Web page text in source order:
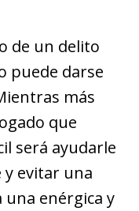
de un delito
puede darse
más
que
será ayudarle
evitar una
una enérgica y